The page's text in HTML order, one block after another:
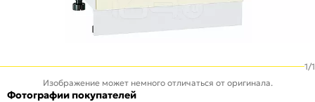
1/1
Изображение может немного отличаться от оригинала.
Фотографии покупателей